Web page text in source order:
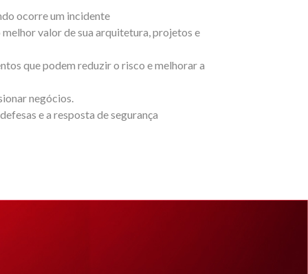
ocorre um incidente
valor de sua arquitetura, projetos e
que podem reduzir o risco e melhorar a
negócios.
e a resposta de segurança